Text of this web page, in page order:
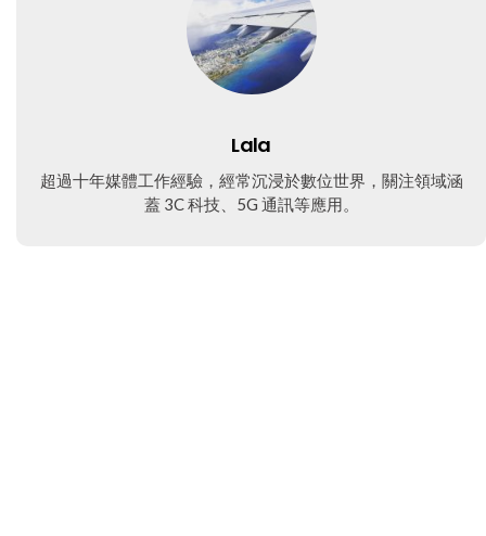
Lala
超過十年媒體工作經驗，經常沉浸於數位世界，關注領域涵
蓋 3C 科技、5G 通訊等應用。